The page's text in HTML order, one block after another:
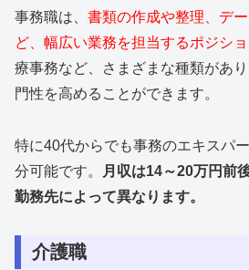
事務職は、 書類の作成や整理、デ
ど、幅広い業務を担当するポジシ
療事務など、さまざまな種類があ
門性を高めることができます。
特に40代からでも事務のエキスパ
分可能です。
月収は14～20万円前
勤務先によって異なります。
介護職